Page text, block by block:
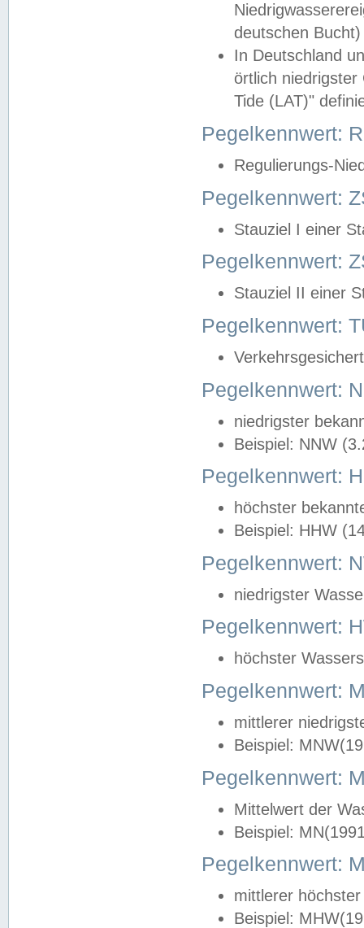
deutschen
In Deutschland
örtlich
Tide (LAT)"
Pegelkennwert:
Regulierungs-
Pegelkennwert:
Stauziel I einer
Pegelkennwert:
Stauziel II einer
Pegelkennwert:
Pegelkennwert:
niedrigster
Beispiel: NNW
Pegelkennwert:
höchster
Beispiel: HHW
Pegelkennwert:
niedrigster
Pegelkennwert:
höchster
Pegelkennwert:
mittlerer
Beispiel:
Pegelkennwert:
Mittelwert der
Beispiel:
Pegelkennwert:
mittlerer
Beispiel: